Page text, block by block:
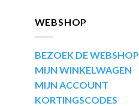
WEBSHOP
BEZOEK DE WEBSHOP
MIJN WINKELWAGEN
MIJN ACCOUNT
KORTINGSCODES